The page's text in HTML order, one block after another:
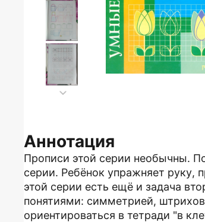
Аннотация
Прописи этой серии необычны.
серии. Ребёнок упражняет руку,
этой серии есть ещё и задача
понятиями: симметрией,
ориентироваться в тетради "в